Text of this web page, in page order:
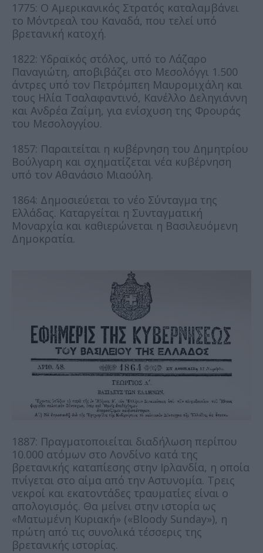
1775: Ο Αμερικανικός Στρατός καταλαμβάνει
το Μόντρεαλ του Καναδά, που τελεί υπό
βρετανική κατοχή.
1822: Υδραϊκός στόλος, υπό το Λάζαρο
Παναγιώτη, αποβιβάζει στο Μεσολόγγι 1.500
άντρες υπό τον Πετρόμπεη Μαυρομιχάλη και
τους Ηλία Τσαλαφαντινό, Κανέλλο Δεληγιάννη
και Ανδρέα Ζαΐμη, για ενίσχυση της Φρουράς
του Μεσολογγίου.
1857: Παραιτείται η κυβέρνηση του Δημητρίου
Βούλγαρη και σχηματίζεται νέα κυβέρνηση
υπό τον Αθανάσιο Μιαούλη.
1864: Δημοσιεύεται το νέο Σύνταγμα της
Ελλάδας. Καταργείται η Συνταγματική
Μοναρχία και καθιερώνεται η Βασιλευόμενη
Δημοκρατία.
1887: Πραγματοποιείται διαδήλωση περίπου
10.000 ατόμων στο Λονδίνο κατά της
βρετανικής καταπίεσης στην Ιρλανδία, η οποία
πνίγεται στο αίμα από την Αστυνομία. Τρεις
νεκροί και εκατοντάδες τραυματίες είναι ο
απολογισμός. Θα μείνει στην ιστορία ως
«Ματωμένη Κυριακή» («Bloody Sunday»), η
πρώτη από τις συνολικά τέσσερις της
βρετανικής ιστορίας.